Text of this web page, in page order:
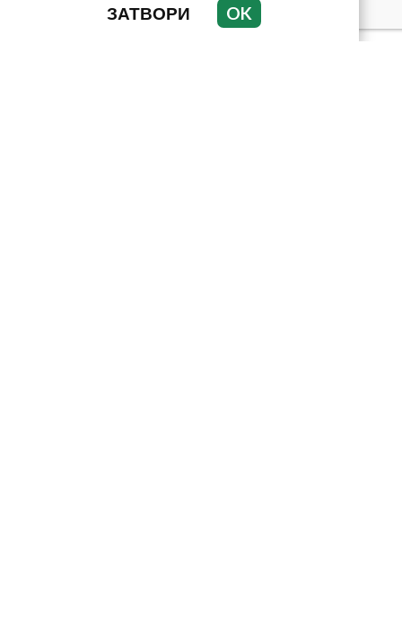
ЗАТВОРИ OK